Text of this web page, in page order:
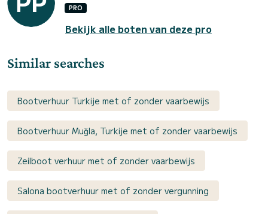
PRO
Bekijk alle boten van deze pro
Similar searches
Bootverhuur Turkije met of zonder vaarbewijs
Bootverhuur Muğla, Turkije met of zonder vaarbewijs
Zeilboot verhuur met of zonder vaarbewijs
Salona bootverhuur met of zonder vergunning